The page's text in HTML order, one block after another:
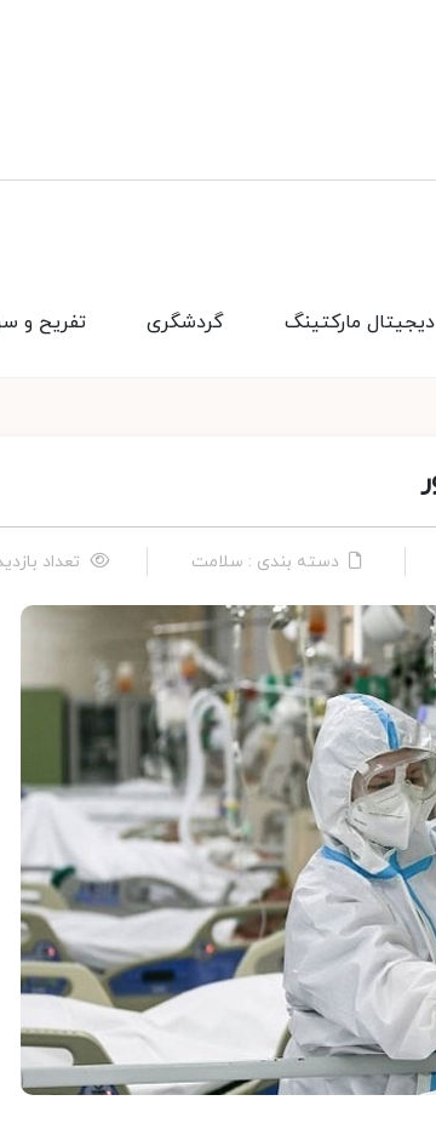
تفریح و گردشگری دیجیتال مارکتینگ
دسته بندی : سلامت تعداد بازدید : 698